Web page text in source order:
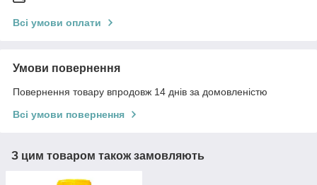
Всі умови оплати
Умови повернення
Повернення товару впродовж 14 днів за домовленістю
Всі умови повернення
З цим товаром також замовляють